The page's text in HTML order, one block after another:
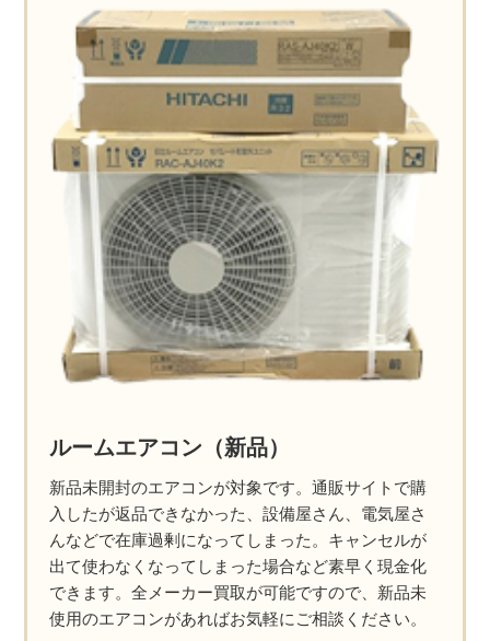
ルームエアコン（新品）
新品未開封のエアコンが対象です。通販サイトで購
入したが返品できなかった、設備屋さん、電気屋さ
んなどで在庫過剰になってしまった。キャンセルが
出て使わなくなってしまった場合など素早く現金化
できます。全メーカー買取が可能ですので、新品未
使用のエアコンがあればお気軽にご相談ください。